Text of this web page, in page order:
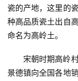
瓷的产地，这里的
种高品质瓷土出自
命名为高岭土。
宋朝时期高岭
景德镇向全国各地